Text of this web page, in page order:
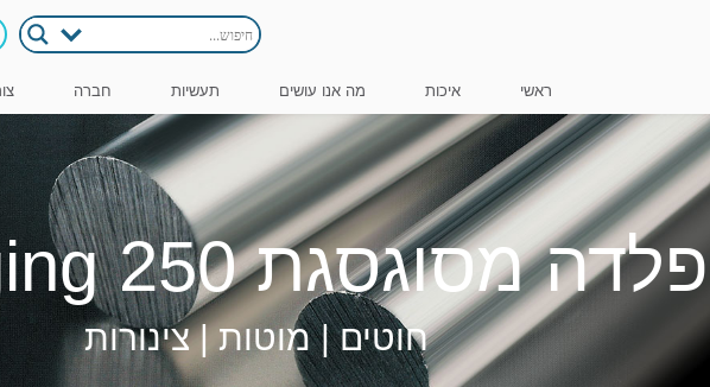
חברה תעשיות מה אנו עושים איכות ראשי
פלדה מסוגסגת Maraging 250
חוטים | מוטות | צינורות